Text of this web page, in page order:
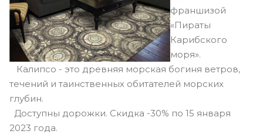
франшизой
«Пираты
Карибского
моря».
Калипсо - это древняя морская богиня ветров,
течений и таинственных обитателей морских
глубин.
Доступны дорожки. Скидка -30% по 15 января
2023 года.